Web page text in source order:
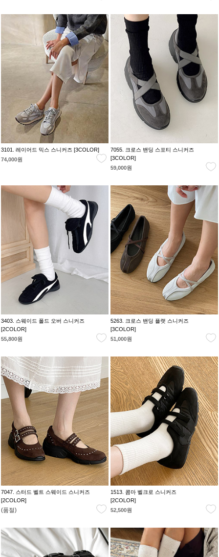
3101. 레이어드 믹스 스니커즈 [3COLOR]
74,000원
7055. 크로스 밴딩 스포티 스니커즈
[3COLOR]
59,000원
3403. 스웨이드 폴드 오버 스니커즈
[2COLOR]
55,800원
5263. 크로스 밴딩 플랫 스니커즈
[3COLOR]
51,000원
7047. 스터드 벨트 스웨이드 스니커즈
[2COLOR]
(품절)
1513. 콤마 벨크로 스니커즈
[2COLOR]
52,500원